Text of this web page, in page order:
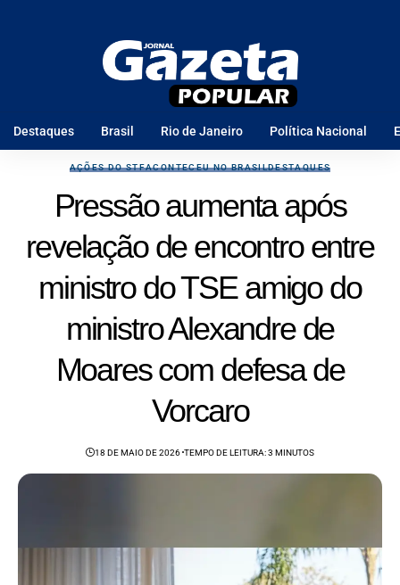
Destaques Brasil Rio de Janeiro Política Nacional
AÇÕES DO STFACONTECEU NO BRASILDESTAQUES
Pressão aumenta após
revelação de encontro entre
ministro do TSE amigo do
ministro Alexandre de
Moares com defesa de
Vorcaro
18 DE MAIO DE 2026 TEMPO DE LEITURA: 3 MINUTOS